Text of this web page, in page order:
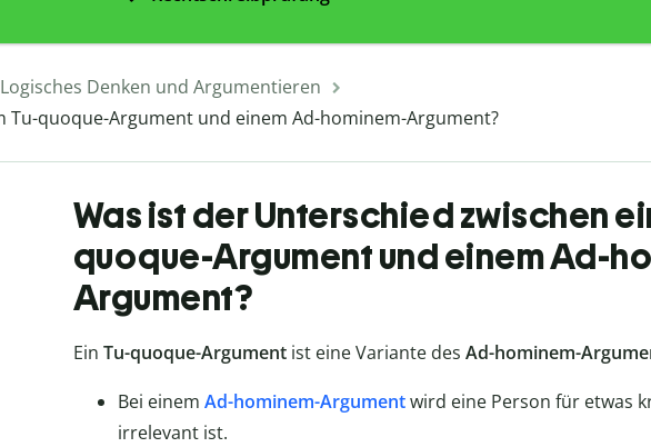
Logisches Denken und Argumentieren
Tu-quoque-Argument und einem Ad-hominem-Argument?
Was ist der Unterschied zwischen
quoque-Argument und einem Ad-
Argument?
Ein Tu-quoque-Argumentist eine Variante des Ad-hominem-
Bei einem Ad-hominem-Argumentwird eine Person für etwas
irrelevant ist.